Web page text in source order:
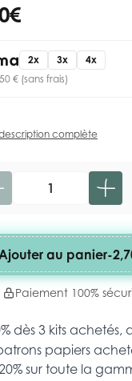
€
2x 3x
4x
€ (sans frais)
complète
Quantité
Ajouter au panier-
Paiement 100%
dès 3 kits
papiers
sur toute la